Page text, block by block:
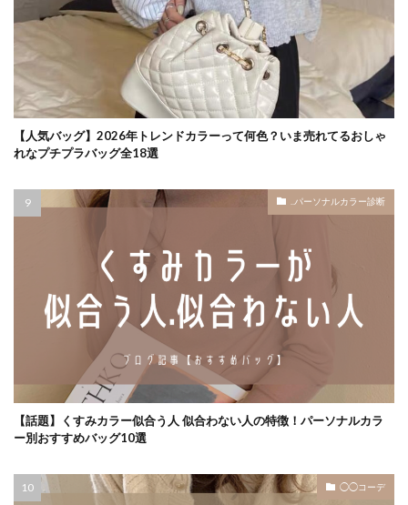
【人気バッグ】2026年トレンドカラーって何色？いま売れてるおしゃ
れなプチプラバッグ全18選
..パーソナルカラー診断
【話題】くすみカラー似合う人 似合わない人の特徴！パーソナルカラ
ー別おすすめバッグ10選
◯◯コーデ